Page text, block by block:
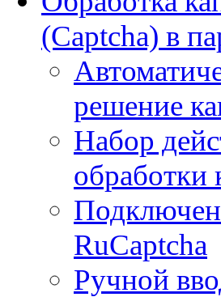
(Captcha) в
решение
Набор
обработки
RuCaptcha
Ручной